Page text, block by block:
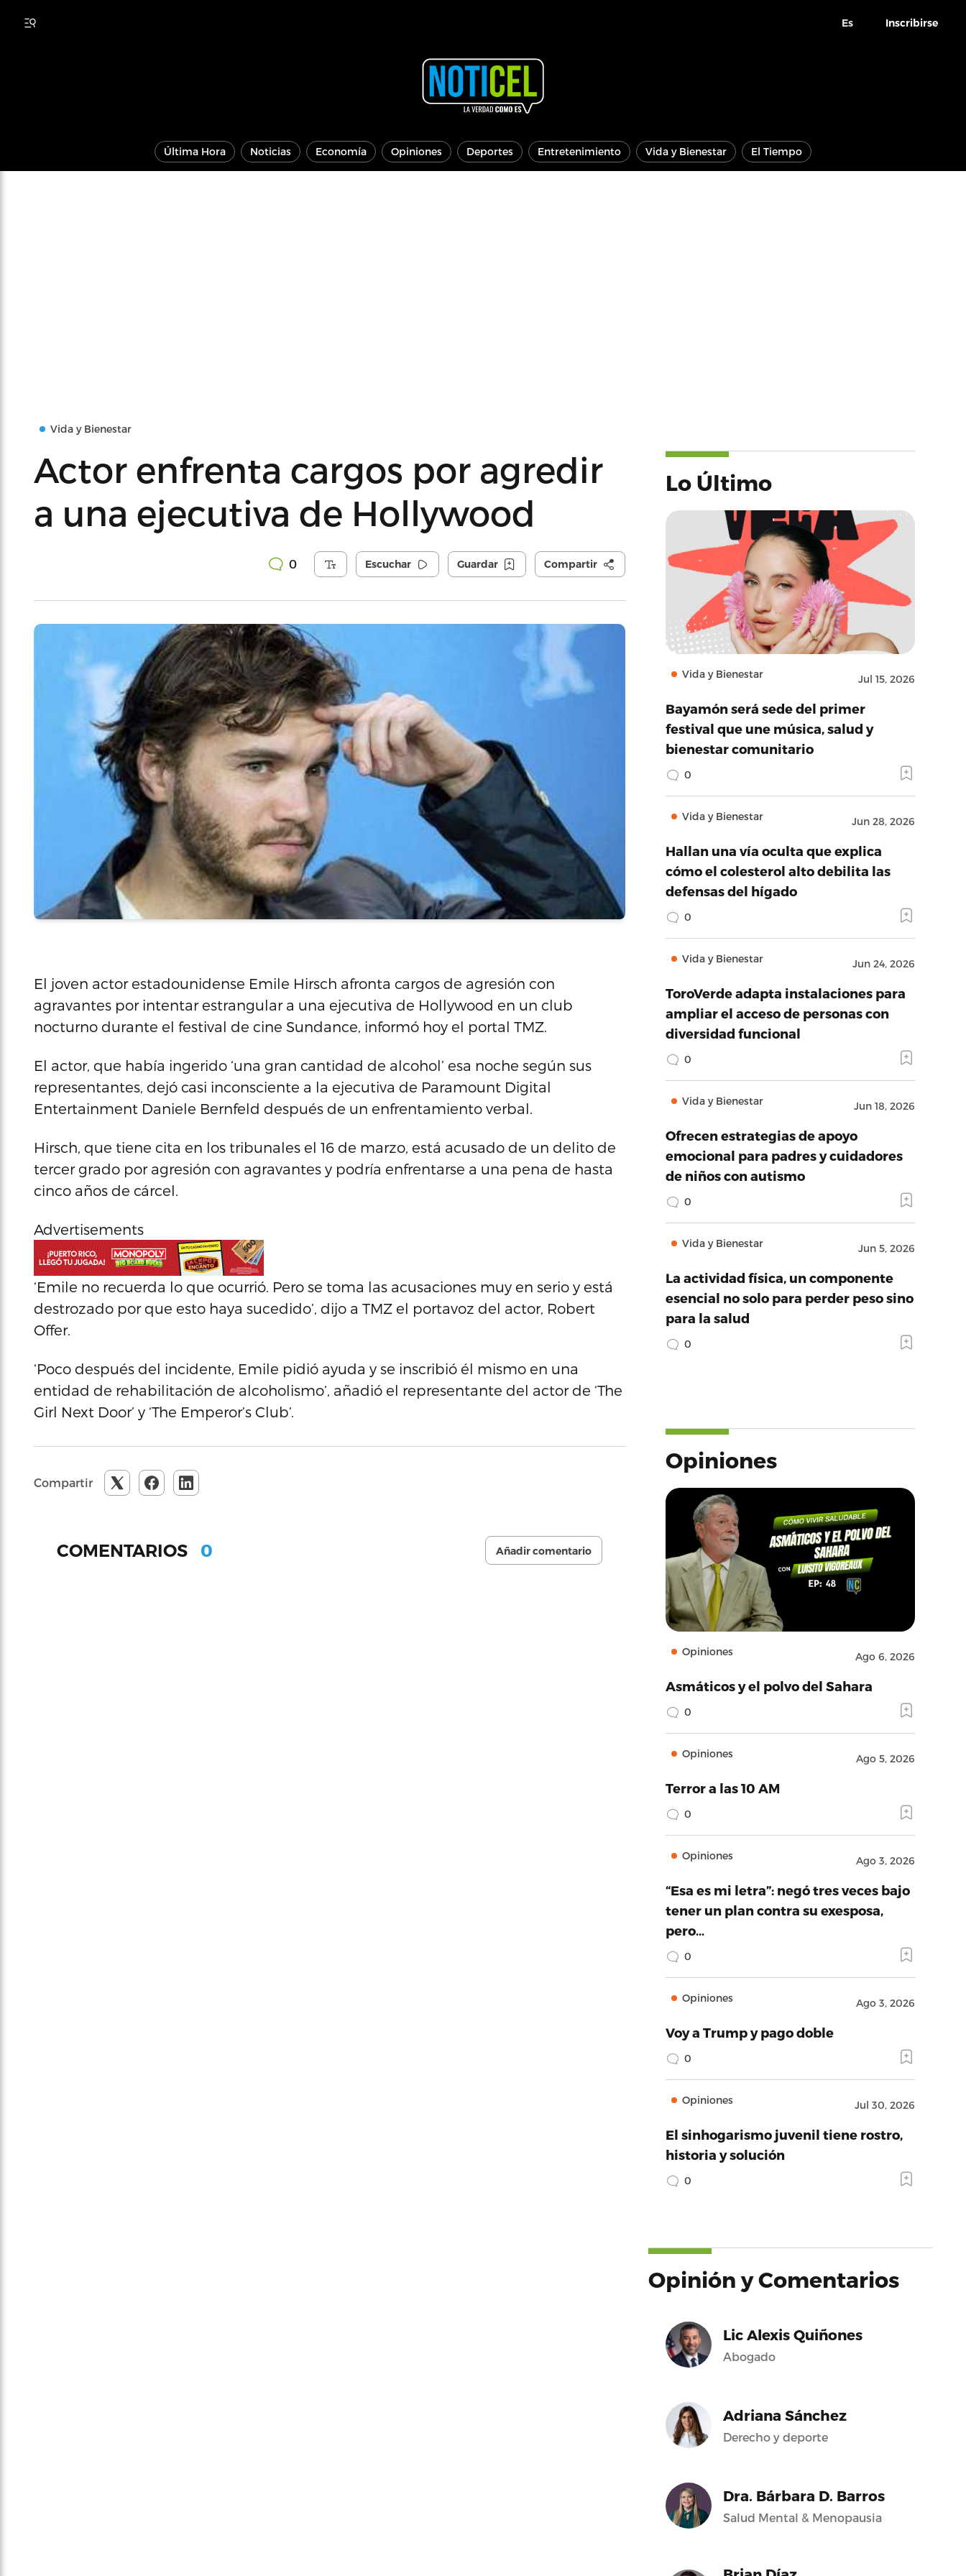
Es Inscribirse
Última Hora Noticias Economía Opiniones Deportes Entretenimiento Vida y Bienestar El Tiempo
Vida y Bienestar
Actor enfrenta cargos por agredir
a una ejecutiva de Hollywood
0 Escuchar Guardar Compartir
El joven actor estadounidense Emile Hirsch afronta cargos de agresión con
agravantes por intentar estrangular a una ejecutiva de Hollywood en un club
nocturno durante el festival de cine Sundance, informó hoy el portal TMZ.
El actor, que había ingerido ‘una gran cantidad de alcohol’ esa noche según sus
representantes, dejó casi inconsciente a la ejecutiva de Paramount Digital
Entertainment Daniele Bernfeld después de un enfrentamiento verbal.
Hirsch, que tiene cita en los tribunales el 16 de marzo, está acusado de un delito de
tercer grado por agresión con agravantes y podría enfrentarse a una pena de hasta
cinco años de cárcel.
Advertisements
‘Emile no recuerda lo que ocurrió. Pero se toma las acusaciones muy en serio y está
destrozado por que esto haya sucedido’, dijo a TMZ el portavoz del actor, Robert
Offer.
‘Poco después del incidente, Emile pidió ayuda y se inscribió él mismo en una
entidad de rehabilitación de alcoholismo’, añadió el representante del actor de ‘The
Girl Next Door’ y ‘The Emperor’s Club’.
Compartir
COMENTARIOS 0 Añadir comentario
Lo Último
Vida y Bienestar Jul 15, 2026
Bayamón será sede del primer
festival que une música, salud y
bienestar comunitario
0
Vida y Bienestar Jun 28, 2026
Hallan una vía oculta que explica
cómo el colesterol alto debilita las
defensas del hígado
0
Vida y Bienestar Jun 24, 2026
ToroVerde adapta instalaciones para
ampliar el acceso de personas con
diversidad funcional
0
Vida y Bienestar Jun 18, 2026
Ofrecen estrategias de apoyo
emocional para padres y cuidadores
de niños con autismo
0
Vida y Bienestar Jun 5, 2026
La actividad física, un componente
esencial no solo para perder peso sino
para la salud
0
Opiniones
Opiniones Ago 6, 2026
Asmáticos y el polvo del Sahara
0
Opiniones Ago 5, 2026
Terror a las 10 AM
0
Opiniones Ago 3, 2026
“Esa es mi letra”: negó tres veces bajo
tener un plan contra su exesposa,
pero…
0
Opiniones Ago 3, 2026
Voy a Trump y pago doble
0
Opiniones Jul 30, 2026
El sinhogarismo juvenil tiene rostro,
historia y solución
0
Opinión y Comentarios
Lic Alexis Quiñones
Abogado
Adriana Sánchez
Derecho y deporte
Dra. Bárbara D. Barros
Salud Mental & Menopausia